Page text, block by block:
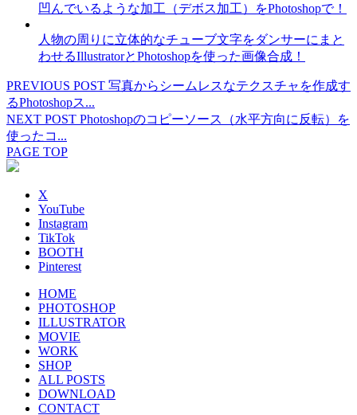
凹んでいるような加工（デボス加工）をPhotoshopで！
人物の周りに立体的なチューブ文字をダンサーにまと
わせるIllustratorとPhotoshopを使った画像合成！
PREVIOUS POST 写真からシームレスなテクスチャを作成す
るPhotoshopス...
NEXT POST Photoshopのコピーソース（水平方向に反転）を
使ったコ...
PAGE TOP
X
YouTube
Instagram
TikTok
BOOTH
Pinterest
HOME
PHOTOSHOP
ILLUSTRATOR
MOVIE
WORK
SHOP
ALL POSTS
DOWNLOAD
CONTACT